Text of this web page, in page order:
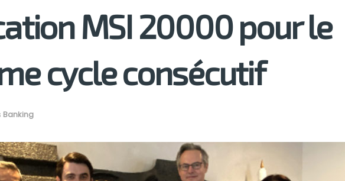
MSI 20000 pour le
cycle consécutif
Banking